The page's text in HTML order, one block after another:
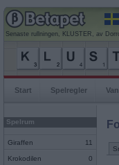
Senaste rullningen, KLUSTER, av
Start Spelregler
Spelrum
Giraffen 11
Krokodilen 0